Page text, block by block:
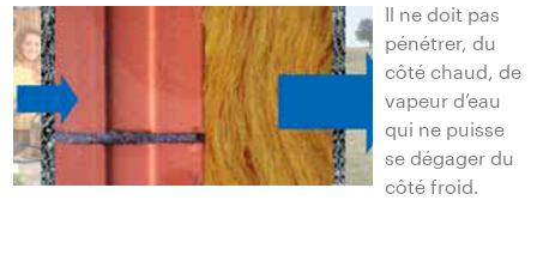
Il ne doit pas
pénétrer, du
côté chaud, de
vapeur d’eau
qui ne puisse
se dégager du
côté froid.